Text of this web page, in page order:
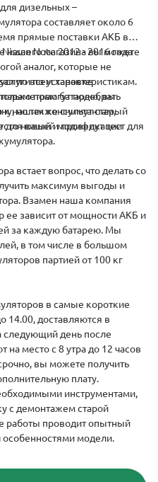
дизельных –
составляет около 6
прямые поставки АКБ в
нашего магазина вы можете
аналог, которые не
по всем характеристикам.
батарею, вы
нашим консультантам,
для вашей модификации
Note 2012 - 2016 года
услуги по установке
помогут подобрать
но также снимут старый
новый и проведут тест для
встает вопрос, что делать со
максимум выгоды и
Взамен наша компания
ее зависит от мощности АКБ и
за каждую батарею. Мы
в том числе в большом
партией от 100 кг
в самые короткие
14.00, доставляются в
следующий день после
место с 8 утра до 12 часов
вы можете получить
плату.
инструментами,
с демонтажем старой
работы проводит опытный
особенностями модели.